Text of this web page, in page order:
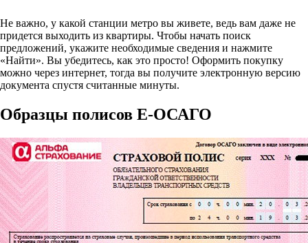
Не важно, у какой станции метро вы живете, ведь вам даже не
придется выходить из квартиры. Чтобы начать поиск
предложений, укажите необходимые сведения и нажмите
«Найти». Вы убедитесь, как это просто! Оформить покупку
можно через интернет, тогда вы получите электронную версию
документа спустя считанные минуты.
Образцы полисов E-ОСАГО